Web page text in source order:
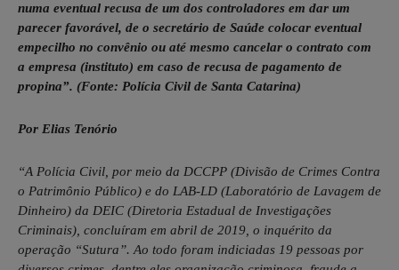
numa eventual recusa de um dos controladores em dar um
parecer favorável, de o secretário de Saúde colocar eventual
empecilho no convênio ou até mesmo cancelar o contrato com
a empresa (instituto) em caso de recusa de pagamento de
propina”. (Fonte: Polícia Civil de Santa Catarina)
Por Elias Tenório
“A Polícia Civil, por meio da DCCPP (Divisão de Crimes Contra
o Patrimônio Público) e do LAB-LD (Laboratório de Lavagem de
Dinheiro) da DEIC (Diretoria Estadual de Investigações
Criminais), concluíram em abril de 2019, o inquérito da
operação “Sutura”. Ao todo foram indiciadas 19 pessoas por